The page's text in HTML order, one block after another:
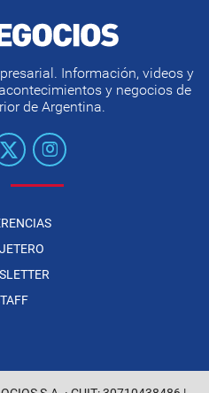
Información, videos y
y negocios de
de Argentina.